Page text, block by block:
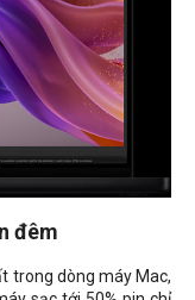
đêm
trong dòng máy Mac,